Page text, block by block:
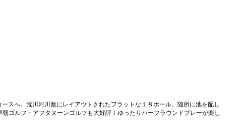
スへ。荒川河川敷にレイアウトされたフラットな１８ホール。随所に池を配し
ゴルフ・アフタヌーンゴルフも大好評！ゆったりハーフラウンドプレーが楽し